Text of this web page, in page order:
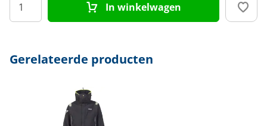
Kleur Zwart
In winkelwagen
Gerelateerde producten